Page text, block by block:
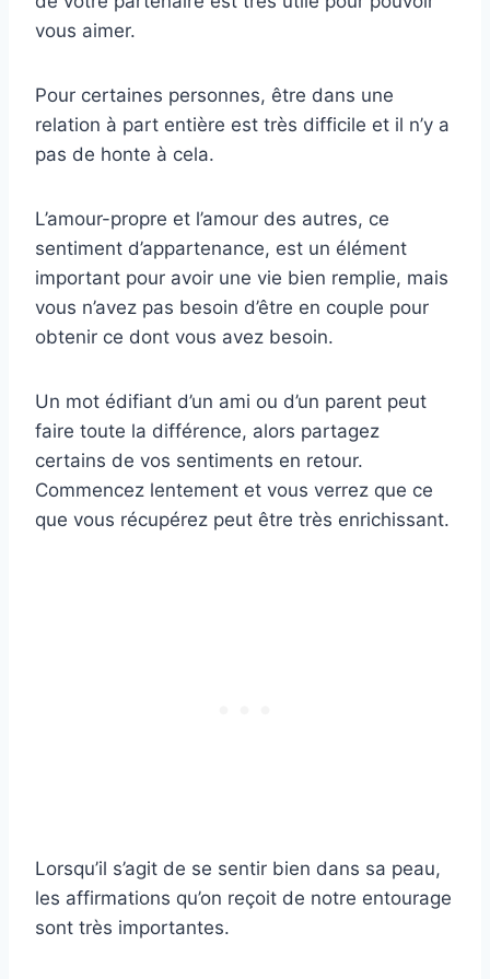
vous aimer.
Pour certaines personnes, être dans une
relation à part entière est très difficile et il n’y a
pas de honte à cela.
L’amour-propre et l’amour des autres, ce
sentiment d’appartenance, est un élément
important pour avoir une vie bien remplie, mais
vous n’avez pas besoin d’être en couple pour
obtenir ce dont vous avez besoin.
Un mot édifiant d’un ami ou d’un parent peut
faire toute la différence, alors partagez
certains de vos sentiments en retour.
Commencez lentement et vous verrez que ce
que vous récupérez peut être très enrichissant.
Lorsqu’il s’agit de se sentir bien dans sa peau,
les affirmations qu’on reçoit de notre entourage
sont très importantes.